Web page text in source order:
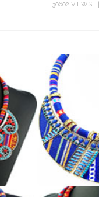
30602 VIEWS